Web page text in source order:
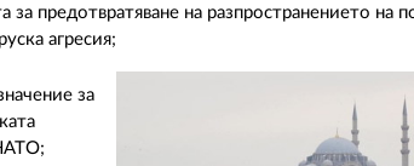
предотвратяване на разпространението
агресия;
за